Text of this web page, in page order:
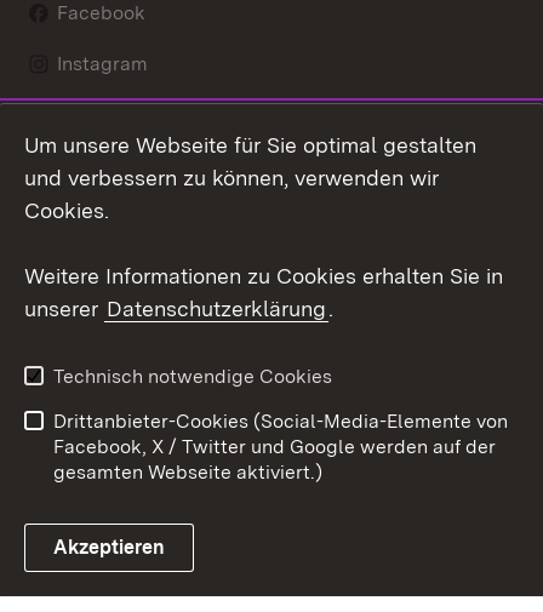
Facebook
Instagram
Mastodon
Youtube
Link zum Landesportal
Kontakt
Datenschutz
Barrierefreiheit
Impressum Cookies
Um unsere Webseite für Sie optimal gestalten
und verbessern zu können, verwenden wir
Cookies.
Weitere Informationen zu Cookies erhalten Sie in
unserer Datenschutzerklärung.
Technisch notwendige Cookies
Drittanbieter-Cookies (Social-Media-Elemente von
Facebook, X / Twitter und Google werden auf der
gesamten Webseite aktiviert.)
Akzeptieren